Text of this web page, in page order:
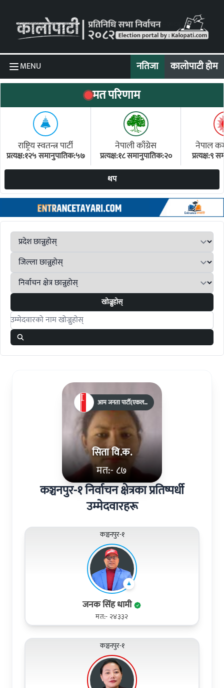
MENU नतिजा कालोपाटी होम
मत परिणाम
राष्ट्रिय स्वतन्त्र पार्टी
प्रत्यक्ष:१२५ समानुपातिक:५७
नेपाली काँग्रेस
प्रत्यक्ष:१८ समानुपातिक:२०
नेपाल
प्रत्यक्ष:९
थप
खोज्नुहोस्
Search candidates
सिता वि.क.
मत:- ८७
आम जनता पार्टी(एकल
चुनाव चिन्ह)
कञ्चनपुर-१ निर्वाचन क्षेत्रका प्रतिष्पर्धी
उम्मेदवारहरू
कञ्चनपुर-१
जनक सिंह धामी
मत:- २४३३२
कञ्चनपुर-१